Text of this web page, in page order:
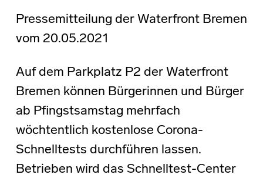
Pressemitteilung der Waterfront Bremen
vom 20.05.2021
Auf dem Parkplatz P2 der Waterfront
Bremen können Bürgerinnen und Bürger
ab Pfingstsamstag mehrfach
wöchtentlich kostenlose Corona-
Schnelltests durchführen lassen.
Betrieben wird das Schnelltest-Center